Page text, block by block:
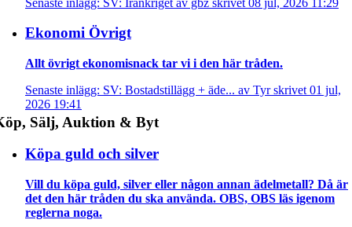
Ekonomi Övrigt
Allt övrigt ekonomisnack tar vi i den här tråden.
Senaste inlägg: SV: Bostadstillägg + äde... av Tyr skrivet 01 jul,
2026 19:41
Sälj, Auktion & Byt
Köpa guld och silver
Vill du köpa guld, silver eller någon annan ädelmetall? Då är
det den här tråden du ska använda. OBS, OBS läs igenom
reglerna noga.